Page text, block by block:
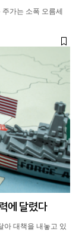
주가는 소폭 오름세
에 달렸다
아 대책을 내놓고 있